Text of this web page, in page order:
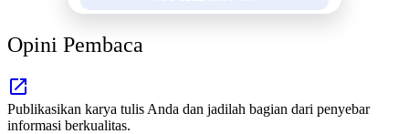
Opini Pembaca
Publikasikan karya tulis Anda dan jadilah bagian dari penyebar
informasi berkualitas.